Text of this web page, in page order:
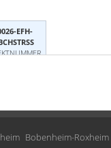
EFH-
Bobenheim-Roxheim